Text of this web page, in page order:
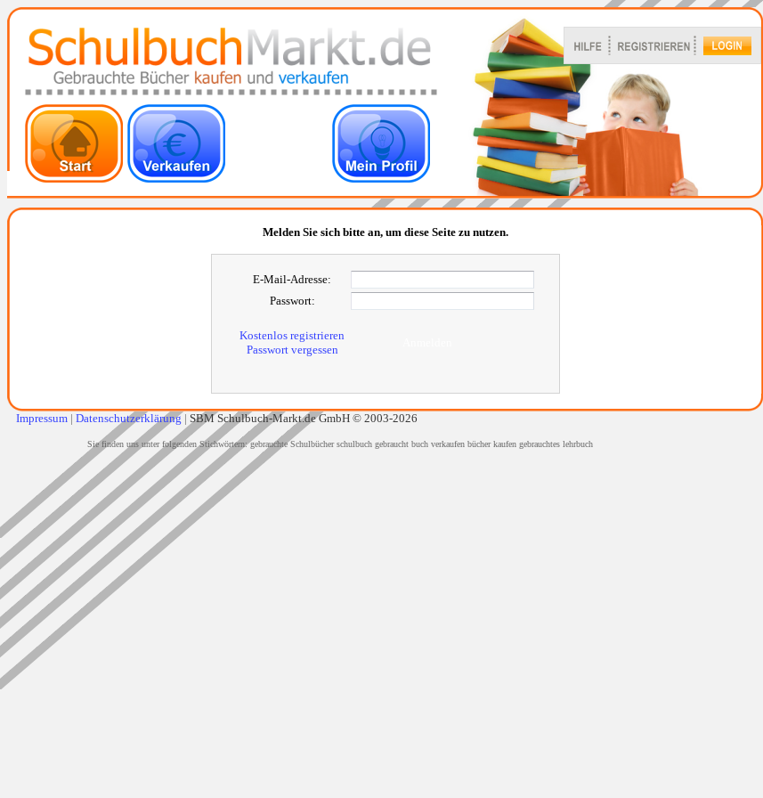
Melden Sie sich bitte an, um diese Seite zu nutzen.
E-Mail-Adresse:
Passwort:
Kostenlos registrieren
Passwort vergessen
Impressum | Datenschutzerklärung | SBM Schulbuch-Markt.de GmbH © 2003-2026
Sie finden uns unter folgenden Stichwörtern: gebrauchte Schulbücher schulbuch gebraucht buch verkaufen bücher kaufen gebrauchtes lehrbuch